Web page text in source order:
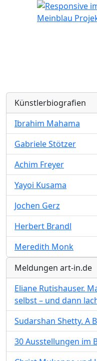
Meinblau
Künstlerbiografien
Ibrahim Mahama
Gabriele Stötzer
Achim Freyer
Yayoi Kusama
Jochen Gerz
Herbert Brandl
Meredith Monk
Meldungen art-in.de
Eliane Rutishauser.
selbst – und dann
Sudarshan Shetty. A
30 Ausstellungen im